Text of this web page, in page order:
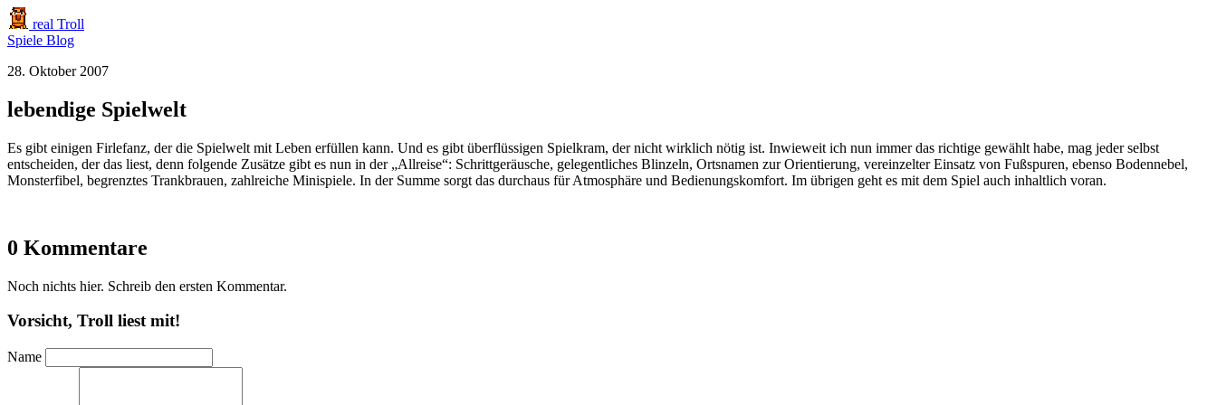
real Troll
Spiele Blog
28. Oktober 2007
lebendige Spielwelt
Es gibt einigen Firlefanz, der die Spielwelt mit Leben erfüllen kann. Und es gibt überflüssigen Spielkram, der nicht wirklich nötig ist. Inwieweit ich nun immer das richtige gewählt habe, mag jeder selbst
entscheiden, der das liest, denn folgende Zusätze gibt es nun in der „Allreise“: Schrittgeräusche, gelegentliches Blinzeln, Ortsnamen zur Orientierung, vereinzelter Einsatz von Fußspuren, ebenso Bodennebel,
Monsterfibel, begrenztes Trankbrauen, zahlreiche Minispiele. In der Summe sorgt das durchaus für Atmosphäre und Bedienungskomfort. Im übrigen geht es mit dem Spiel auch inhaltlich voran.
0 Kommentare
Noch nichts hier. Schreib den ersten Kommentar.
Vorsicht, Troll liest mit!
Name